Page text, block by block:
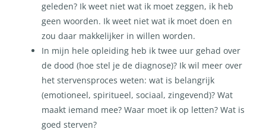
geleden? Ik weet niet wat ik moet zeggen, ik heb
geen woorden. Ik weet niet wat ik moet doen en
zou daar makkelijker in willen worden.
In mijn hele opleiding heb ik twee uur gehad over
de dood (hoe stel je de diagnose)? Ik wil meer over
het stervensproces weten: wat is belangrijk
(emotioneel, spiritueel, sociaal, zingevend)? Wat
maakt iemand mee? Waar moet ik op letten? Wat is
goed sterven?